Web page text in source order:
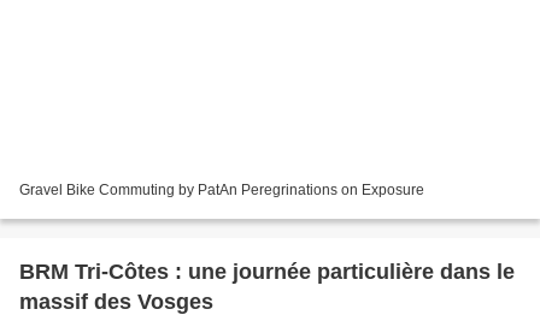
Gravel Bike Commuting by PatAn Peregrinations on Exposure
BRM Tri-Côtes : une journée particulière dans le
massif des Vosges